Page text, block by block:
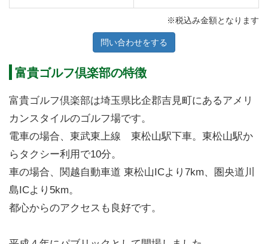
※税込み金額となります
問い合わせをする
富貴ゴルフ倶楽部の特徴
富貴ゴルフ倶楽部は埼玉県比企郡吉見町にあるアメリ
カンスタイルのゴルフ場です。
電車の場合、東武東上線 東松山駅下車。東松山駅か
らタクシー利用で10分。
車の場合、関越自動車道 東松山ICより7km、圏央道川
島ICより5km。
都心からのアクセスも良好です。